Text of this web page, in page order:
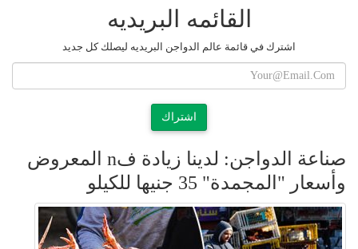
القائمه البريديه
اشترك في قائمة عالم الدواجن البريديه ليصلك كل جديد
اشتراك
صناعة الدواجن: لدينا زيادة فn المعروض
وأسعار "المجمدة" 35 جنيها للكيلو